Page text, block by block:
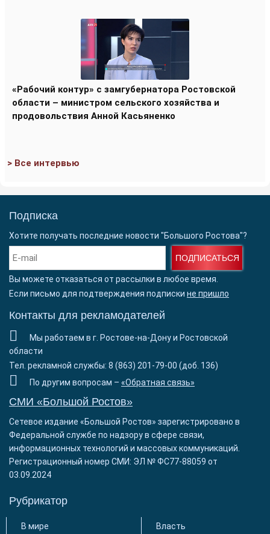
«Рабочий контур» с замгубернатора Ростовской
области – министром сельского хозяйства и
продовольствия Анной Касьяненко
> Все интервью
Подписка
Хотите получать последние новости "Большого Ростова"?
ПОДПИСАТЬСЯ
Вы можете отказаться от рассылки в любое время.
Если письмо для подтверждения подписки не пришло
Контакты для рекламодателей
Мы работаем в г. Ростове-на-Дону и Ростовской
области
Тел. рекламной службы: 8 (863) 201-79-00 (доб. 136)
По другим вопросам – «Обратная связь»
СМИ «Большой Ростов»
Сетевое издание «Большой Ростов» зарегистрировано в
Федеральной службе по надзору в сфере связи,
информационных технологий и массовых коммуникаций.
Регистрационный номер СМИ: ЭЛ № ФС77-88059 от
03.09.2024
Рубрикатор
В мире
Власть